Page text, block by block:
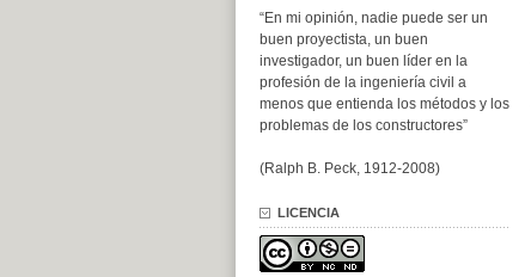
“En mi opinión, nadie puede ser un
buen proyectista, un buen
investigador, un buen líder en la
profesión de la ingeniería civil a
menos que entienda los métodos y los
problemas de los constructores”
(Ralph B. Peck, 1912-2008)
LICENCIA